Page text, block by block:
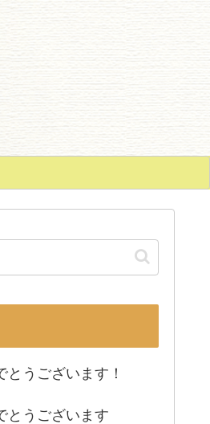
とうございます！
とうございます